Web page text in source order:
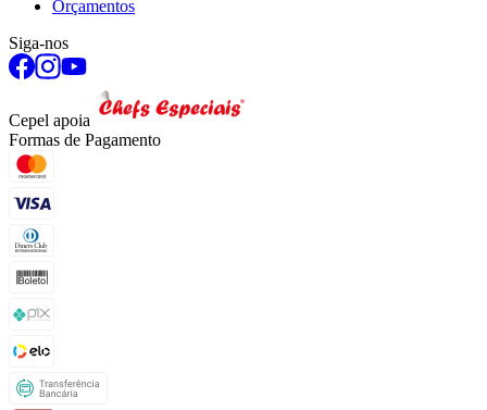
Orçamentos
Siga-nos
Cepel apoia
Formas de Pagamento